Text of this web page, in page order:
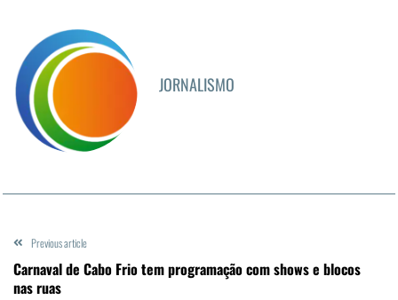
JORNALISMO
Previous article
Carnaval de Cabo Frio tem programação com shows e blocos
nas ruas